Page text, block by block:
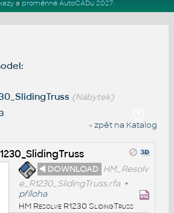
a proměnné AutoCADu 2027.
(Nábytek)
« zpět na Katalog
◄ DOWNLOAD HM_Resolv
e_R1230_SlidingTruss.rfa +
příloha
HM Resolve R1230 SlidingTruss